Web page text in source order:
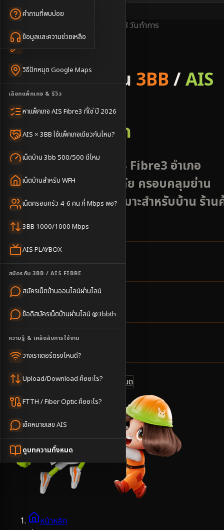
เน็ตบ้าน + บริการเสริม
เน็ตบ้านแรงทุกชั้น
เทคนิคขอคิวช่างได้ไว
วิธีปักหมุด Google Maps
เลือกแพ็กเกจ & รีวิว
หาแพ็กเกจ AIS Fibre3 ที่ใช่ ปี 2026
AIS × 3BB ใช้แพ็คเกจเดียวกันไหม?
เน็ตบ้าน 3bb 500/500 ดีไหม
เน็ตบ้านสำหรับ WFH
เน็ตครอบครัว 4-6 คน กี่ Mbps พอ?
3BB 1000/1000 Mbps
AIS PLAYBOX
สมัครกับ 3BB / AIS FIBRE
สมัครเน็ตบ้านออนไลน์ผ่านไลน์
ข้อดีสมัครเน็ตบ้านผ่านไลน์ @3bbth
ความรู้ & เคล็ดลับการใช้งาน
วางเราเตอร์ตรงไหนดี?
Upload/Download คืออะไร?
FTTH / Fiber Optic คืออะไร?
เช็คหมายเลข AIS
ดูบทความทั้งหมด
คำถามที่พบบ่อย
ข้อมูลและความช่วยเหลือ
1-3 วันทำการ
3BB & AIS Fibre
รับติดตั้งเน็ตบ้าน 3BB/AIS
Fibre
อำเภอสวรรคโลก
ติดตั้งเน็ตบ้าน 3BB AIS Fibre3 อำเภอ
สวรรคโลก จังหวัดสุโขทัย ครอบคลุมย่าน
ตลาดและสถานีรถไฟ เหมาะสำหรับบ้าน ร้าน
และโกดังขนาดเล็ก
ครอบคลุมพื้นที่
นัดช่างติดตั้ง
ราคาเริ่มต้น
แชทไลน์ @3bbth ดูแพ็กเกจทั้งหมด
หน้าหลัก